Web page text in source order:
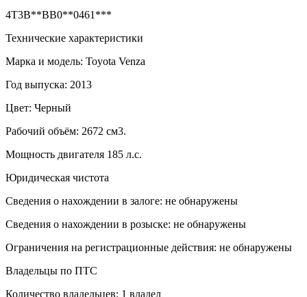
4T3B**BB0**0461***
Технические характеристики
Марка и модель: Toyota Venza
Год выпуска: 2013
Цвет: Черный
Рабочий объём: 2672 см3.
Мощность двигателя 185 л.с.
Юридическая чистота
Сведения о нахождении в залоге: не обнаружены
Сведения о нахождении в розыске: не обнаружены
Ограничения на регистрационные действия: не обнаружены
Владельцы по ПТС
Количество владельцев: 1 владел